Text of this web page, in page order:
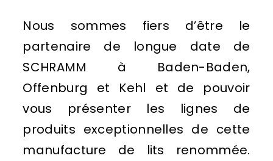
Nous sommes fiers d’être le
partenaire de longue date de
SCHRAMM à Baden-Baden,
Offenburg et Kehl et de pouvoir
vous présenter les lignes de
produits exceptionnelles de cette
manufacture de lits renommée.